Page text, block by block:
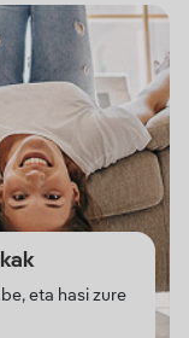
eta hasi zure